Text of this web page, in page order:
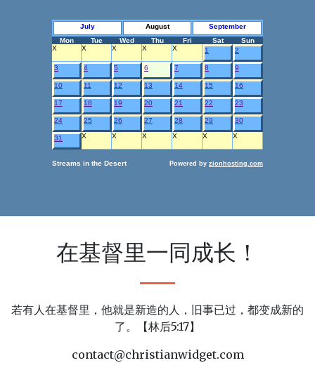
在基督里一同成长！
若有人在基督里，他就是新造的人，旧事已过，都变成新的
了。【林后5:17】
contact@christianwidget.com